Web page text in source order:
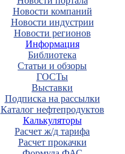
Новости компаний
Новости индустрии
Новости регионов
Информация
Библиотека
Статьи и обзоры
ГОСТы
Выставки
Подписка на рассылки
Каталог нефтепродуктов
Калькуляторы
Расчет ж/д тарифа
Расчет прокачки